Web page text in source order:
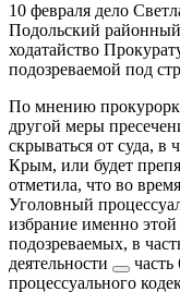
10 февраля дело
Подольский районный
ходатайство
подозреваемой под
По мнению
другой меры
скрываться от суда, в
Крым, или будет
отметила, что во
Уголовный
избрание именно
подозреваемых, в
деятельности
процессуального